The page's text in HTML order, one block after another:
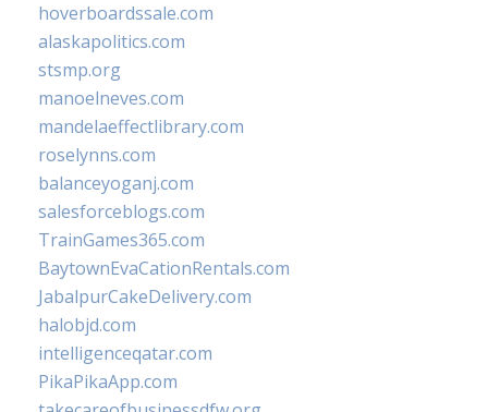
hoverboardssale.com
alaskapolitics.com
stsmp.org
manoelneves.com
mandelaeffectlibrary.com
roselynns.com
balanceyoganj.com
salesforceblogs.com
TrainGames365.com
BaytownEvaCationRentals.com
JabalpurCakeDelivery.com
halobjd.com
intelligenceqatar.com
PikaPikaApp.com